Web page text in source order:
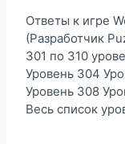
Ответы к игре
(Разработчик
301 по 310
Уровень 304
Уровень 308
Весь список